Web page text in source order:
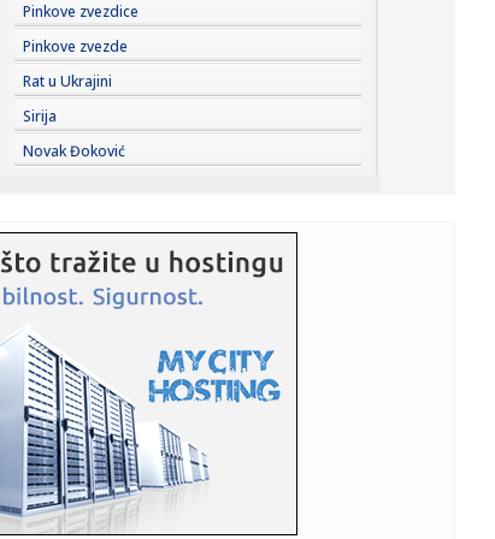
12:19:Vučić se obraća medijima; "Španija nastavlja da poštuje
inte...
12:19:Laž dana; Piper: "Dobar dan, da li je Miloš Jovanović tu"
VIDE...
12:18:Profiterski i sebični mozak nezadrživo tone u zaborav:
Vučevi...
12:18: JP “Vodovod”: Dve ulice bez vode u Vranju
12:18:
VIDEO
12:18:Brza i lagana: Jogurt pita u rerni je za 10 minuta
12:18:Obustavljena plovidba na kanalima u Bačkoj
12:18:Ukrajina napala jednu od najvećih ruskih rafinerija
Pinkove zvezdice
Pinkove zvezde
Rat u Ukrajini
Sirija
Novak Đoković